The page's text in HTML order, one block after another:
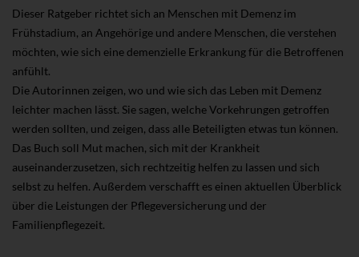
Dieser Ratgeber richtet sich an Menschen mit Demenz im
Frühstadium, an Angehörige und andere Menschen, die verstehen
möchten, wie sich eine demenzielle Erkrankung für die Betroffenen
anfühlt.
Die Autorinnen zeigen, wo und wie sich das Leben mit Demenz
leichter machen lässt. Sie sagen, welche Vorkehrungen getroffen
werden sollten, und zeigen, dass alle Beteiligten etwas tun können.
Das Buch soll Mut machen, sich mit der Krankheit
auseinanderzusetzen, sich rechtzeitig helfen zu lassen und sich
selbst zu helfen. Außerdem verschafft es einen aktuellen Überblick
über die Leistungen der Pflegeversicherung und der
Familienpflegezeit.